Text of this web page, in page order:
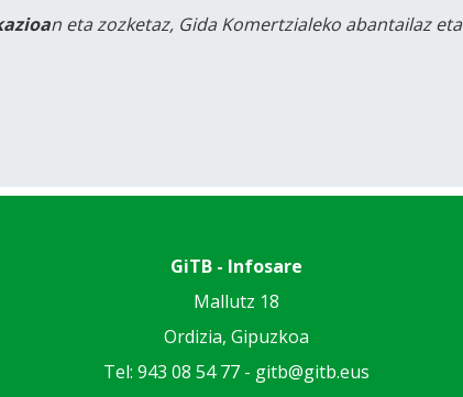
n eta zozketaz, Gida Komertzialeko abantailaz eta
GiTB - Infosare
Mallutz 18
Ordizia, Gipuzkoa
Tel: 943 08 54 77 - gitb@gitb.eus